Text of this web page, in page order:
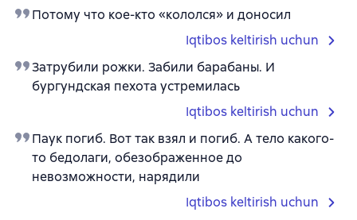
Потому что кое-кто «кололся» и доносил
Iqtibos keltirish uchun
Затрубили рожки. Забили барабаны. И
бургундская пехота устремилась
Iqtibos keltirish uchun
Паук погиб. Вот так взял и погиб. А тело какого-
то бедолаги, обезображенное до
невозможности, нарядили
Iqtibos keltirish uchun